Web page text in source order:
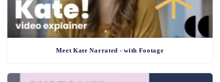
Meet Kate Narrated - with Footage